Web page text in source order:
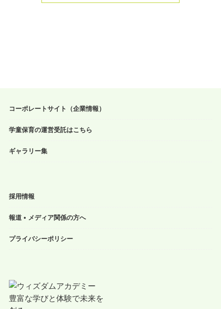
コーポレートサイト（企業情報）
学童保育の運営受託はこちら
ギャラリー集
採用情報
報道 • メディア関係の方へ
プライバシーポリシー